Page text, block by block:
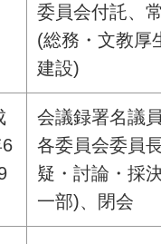
委員会付託、
(総務・文教厚
建設)
会議録署名議
各委員会委員
疑・討論・採
一部)、閉会